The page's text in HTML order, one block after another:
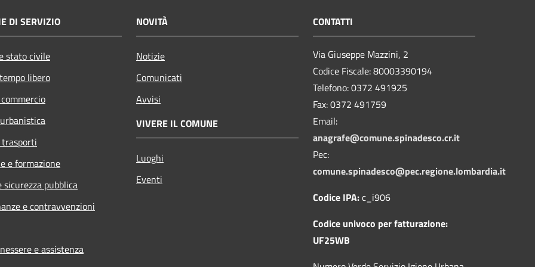
DI SERVIZIO
stato civile
libero
e formazione
sicurezza pubblica
e contravvenzioni
e assistenza
NOVITÀ
Notizie
Comunicati
Avvisi
VIVERE IL COMUNE
Luoghi
Eventi
CONTATTI
Via Giuseppe Mazzini, 2
Codice Fiscale: 80003390194
Telefono:0372 491925
Fax:0372 491759
Email:
anagrafe@comune.spinadesco.cr.it
Pec:
comune.spinadesco@pec.regione.lombardia.it
Codice IPA:c_i906
Codice univoco per fatturazione:
UF25WB